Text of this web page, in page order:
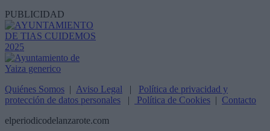
PUBLICIDAD
Quiénes Somos | Aviso Legal | Política de privacidad y
protección de datos personales | Política de Cookies | Contacto
elperiodicodelanzarote.com